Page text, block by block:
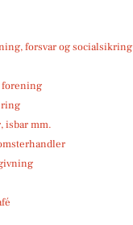
forsvar og socialsikring
forening
isbar mm.